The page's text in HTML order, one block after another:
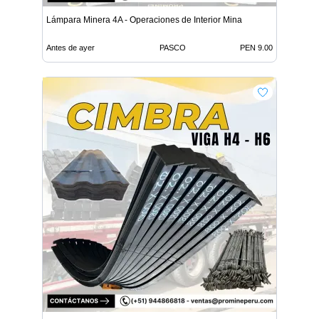
Lámpara Minera 4A - Operaciones de Interior Mina
Antes de ayer PASCO PEN 9.00